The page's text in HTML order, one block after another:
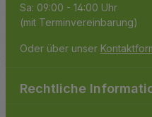
Sa: 09:00 - 14:00 Uhr
(mit Terminvereinbarung)
Oder über unser
Rechtliche